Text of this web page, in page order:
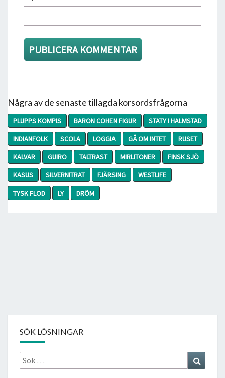
Några av de senaste tillagda korsordsfrågorna
PLUPPS KOMPIS BARON COHEN FIGUR
STATY I HALMSTAD
INDIANFOLK
SCOLA LOGGIA GÅ OM INTET
RUSET
KALVAR
GUIRO TALTRAST MIRLITONER
FINSK SJÖ
KASUS
SILVERNITRAT FJÄRSING
WESTLIFE
TYSK FLOD
LY DRÖM
SÖK LÖSNINGAR
Sök
efter: